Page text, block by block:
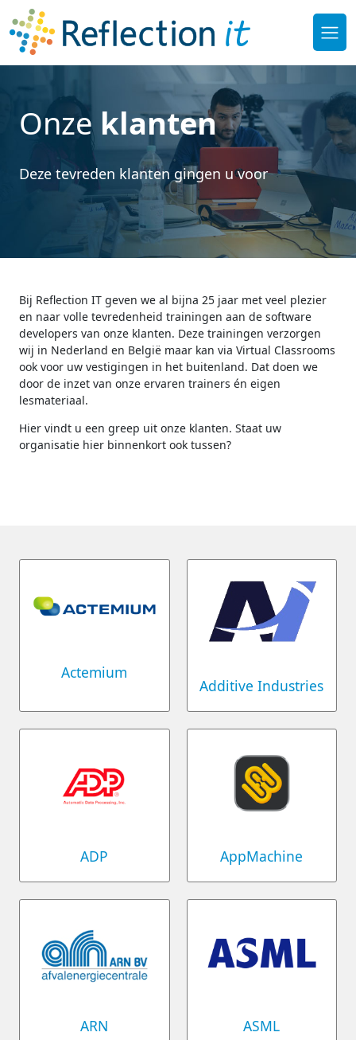
Onze klanten
Deze tevreden klanten gingen u voor
Bij Reflection IT geven we al bijna 25 jaar met veel plezier
en naar volle tevredenheid trainingen aan de software
developers van onze klanten. Deze trainingen verzorgen
wij in Nederland en België maar kan via Virtual Classrooms
ook voor uw vestigingen in het buitenland. Dat doen we
door de inzet van onze ervaren trainers én eigen
lesmateriaal.
Hier vindt u een greep uit onze klanten. Staat uw
organisatie hier binnenkort ook tussen?
Actemium
Additive Industries
ADP AppMachine
ARN ASML